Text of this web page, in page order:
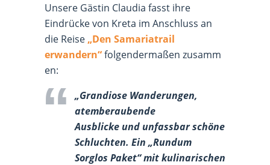
Unsere Gästin Claudia fasst ihre
Eindrücke von Kreta im Anschluss an
die Reise „Den Samariatrail
erwandern“folgendermaßen zusamm
en:
„Grandiose Wanderungen,
atemberaubende
Ausblicke und unfassbar schöne
Schluchten. Ein „Rundum
Sorglos Paket“ mit kulinarischen